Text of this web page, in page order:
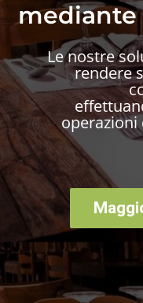
mediante
Le nostre
rendere